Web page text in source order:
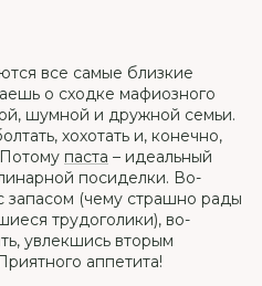
все самые близкие
о сходке мафиозного
шумной и дружной семьи.
хохотать и, конечно,
паста – идеальный
посиделки. Во-
запасом (чему страшно рады
трудоголики), во-
увлекшись вторым
аппетита!